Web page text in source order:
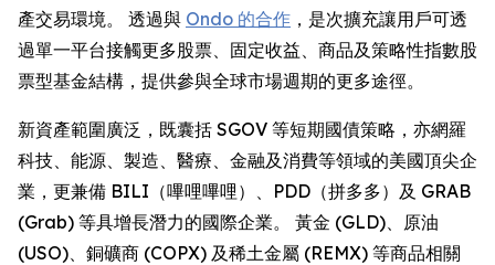
產交易環境。 透過與 Ondo 的合作 ，是次擴充讓用戶可透
過單一平台接觸更多股票、固定收益、商品及策略性指數股
票型基金結構，提供參與全球市場週期的更多途徑。
新資產範圍廣泛，既囊括 SGOV 等短期國債策略，亦網羅
科技、能源、製造、醫療、金融及消費等領域的美國頂尖企
業，更兼備 BILI（嗶哩嗶哩）、PDD（拼多多）及 GRAB
(Grab) 等具增長潛力的國際企業。 黃金 (GLD)、原油
(USO)、銅礦商 (COPX) 及稀土金屬 (REMX) 等商品相關